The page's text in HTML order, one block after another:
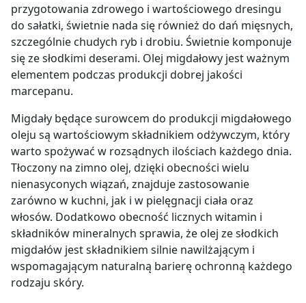
przygotowania zdrowego i wartościowego dresingu
do sałatki, świetnie nada się również do dań mięsnych,
szczególnie chudych ryb i drobiu. Świetnie komponuje
się ze słodkimi deserami. Olej migdałowy jest ważnym
elementem podczas produkcji dobrej jakości
marcepanu.
Migdały będące surowcem do produkcji migdałowego
oleju są wartościowym składnikiem odżywczym, który
warto spożywać w rozsądnych ilościach każdego dnia.
Tłoczony na zimno olej, dzięki obecności wielu
nienasyconych wiązań, znajduje zastosowanie
zarówno w kuchni, jak i w pielęgnacji ciała oraz
włosów. Dodatkowo obecność licznych witamin i
składników mineralnych sprawia, że olej ze słodkich
migdałów jest składnikiem silnie nawilżającym i
wspomagającym naturalną barierę ochronną każdego
rodzaju skóry.